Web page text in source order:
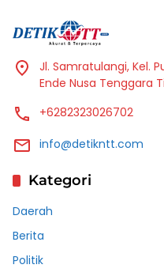
Jl. Samratulangi, Kel.
Ende Nusa Tenggara
+6282323026702
info@detikntt.com
Kategori
Daerah
Berita
Politik